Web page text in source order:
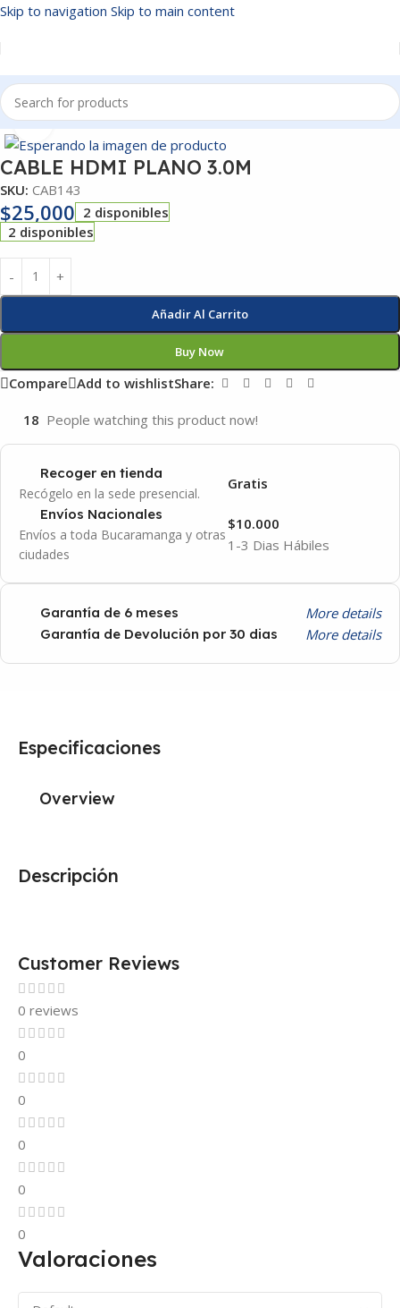
Skip to navigation Skip to main content
Inicio/CABLES
Click to enlarge
CABLE HDMI PLANO 3.0M
SKU: CAB143
$25,000 2 disponibles
2 disponibles
Añadir Al Carrito
Buy Now
Compare Add to wishlistShare:
18 People watching this product now!
Recoger en tienda
Recógelo en la sede presencial.
Gratis
Envíos Nacionales
Envíos a toda Bucaramanga y otras
ciudades
1-3 Dias Hábiles
$10.000
Garantía de 6 meses More details
Garantía de Devolución por 30 dias More details
Descripción
Especificaciones
Overview
Customer Reviews
0 reviews
0
0
0
0
0
Valoraciones